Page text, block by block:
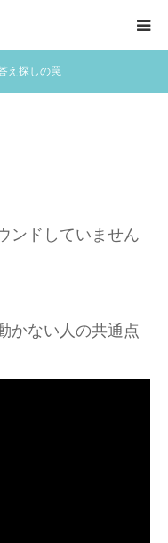
え探しの罠
ンドしていません
かない人の共通点